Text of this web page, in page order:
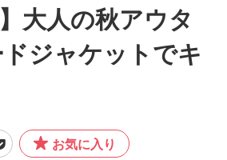
ル
大人の秋アウタ
ジャケットでキ
お気に入り